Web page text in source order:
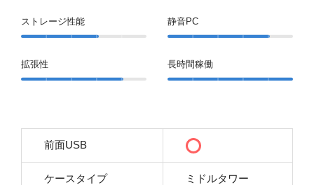
ストレージ性能
拡張性
静音PC
長時間稼働
前面USB
ケースタイプ ミドルタワー